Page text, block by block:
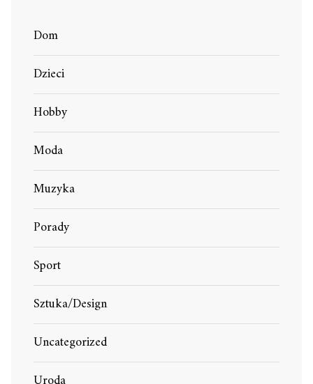
Dom
Dzieci
Hobby
Moda
Muzyka
Porady
Sport
Sztuka/Design
Uncategorized